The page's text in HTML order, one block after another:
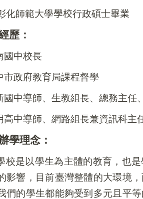
化師範大學學校行政碩士畢業
歷：
國中校長
市政府教育局課程督學
國中導師、生教組長、總務主任
高中導師、網路組長兼資訊科主
學理念：
校是以學生為主體的教育，也
影響，目前臺灣整體的大環境
們的學生都能夠受到多元且平